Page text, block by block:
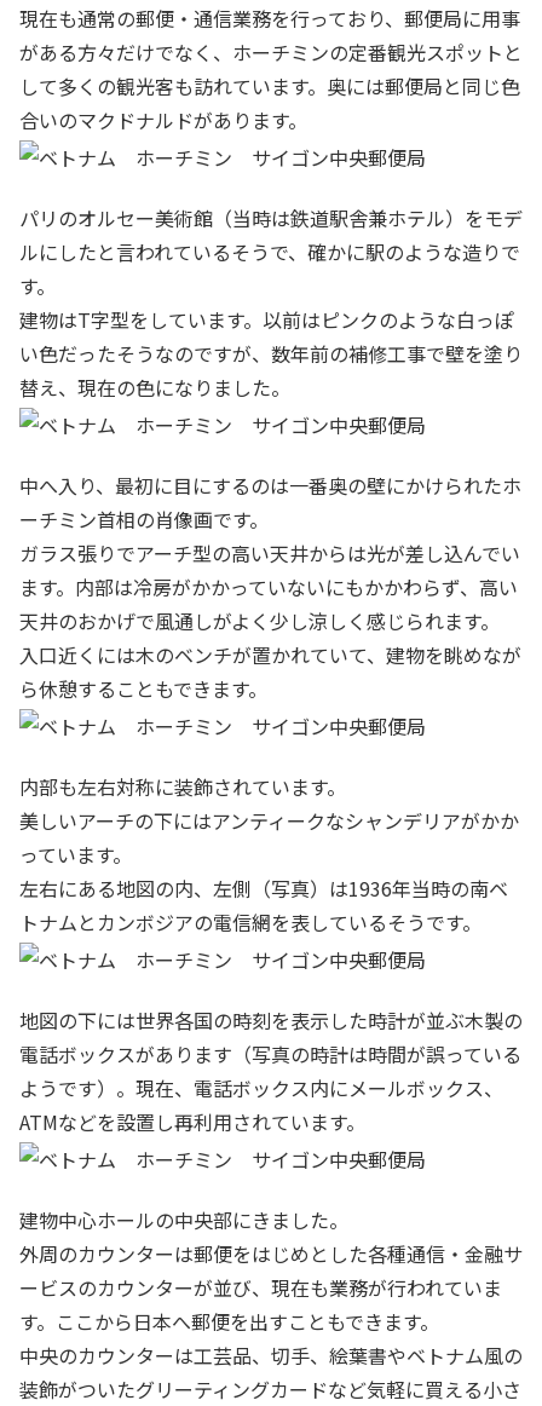
現在も通常の郵便・通信業務を行っており、郵便局に用事
がある方々だけでなく、ホーチミンの定番観光スポットと
して多くの観光客も訪れています。奥には郵便局と同じ色
合いのマクドナルドがあります。
パリのオルセー美術館（当時は鉄道駅舎兼ホテル）をモデ
ルにしたと言われているそうで、確かに駅のような造りで
す。
建物はT字型をしています。以前はピンクのような白っぽ
い色だったそうなのですが、数年前の補修工事で壁を塗り
替え、現在の色になりました。
中へ入り、最初に目にするのは一番奥の壁にかけられたホ
ーチミン首相の肖像画です。
ガラス張りでアーチ型の高い天井からは光が差し込んでい
ます。内部は冷房がかかっていないにもかかわらず、高い
天井のおかげで風通しがよく少し涼しく感じられます。
入口近くには木のベンチが置かれていて、建物を眺めなが
ら休憩することもできます。
内部も左右対称に装飾されています。
美しいアーチの下にはアンティークなシャンデリアがかか
っています。
左右にある地図の内、左側（写真）は1936年当時の南ベ
トナムとカンボジアの電信網を表しているそうです。
地図の下には世界各国の時刻を表示した時計が並ぶ木製の
電話ボックスがあります（写真の時計は時間が誤っている
ようです）。現在、電話ボックス内にメールボックス、
ATMなどを設置し再利用されています。
建物中心ホールの中央部にきました。
外周のカウンターは郵便をはじめとした各種通信・金融サ
ービスのカウンターが並び、現在も業務が行われていま
す。ここから日本へ郵便を出すこともできます。
中央のカウンターは工芸品、切手、絵葉書やベトナム風の
装飾がついたグリーティングカードなど気軽に買える小さ